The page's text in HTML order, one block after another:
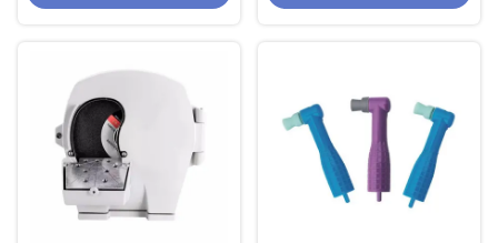
motor de laboratorio dental.
modelo de recortador